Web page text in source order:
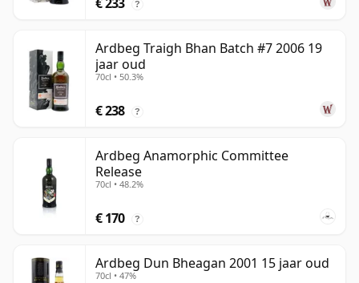
?
Ardbeg Traigh Bhan Batch #7 2006 19
jaar oud
70cl • 50.3%
€ 238 ?
Ardbeg Anamorphic Committee
Release
70cl • 48.2%
€ 170 ?
Ardbeg Dun Bheagan 2001 15 jaar oud
70cl • 47%